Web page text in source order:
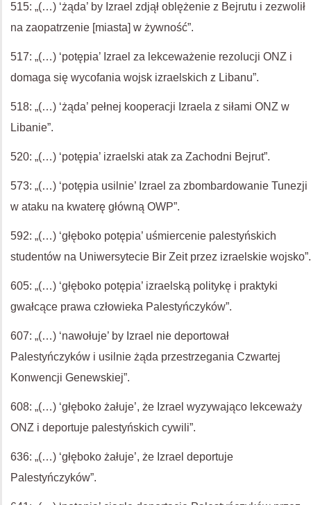
515: „(…) ‘żąda’ by Izrael zdjął oblężenie z Bejrutu i zezwolił
na zaopatrzenie [miasta] w żywność”.
517: „(…) ‘potępia’ Izrael za lekceważenie rezolucji ONZ i
domaga się wycofania wojsk izraelskich z Libanu”.
518: „(…) ‘żąda’ pełnej kooperacji Izraela z siłami ONZ w
Libanie”.
520: „(…) ‘potępia’ izraelski atak za Zachodni Bejrut”.
573: „(…) ‘potępia usilnie’ Izrael za zbombardowanie Tunezji
w ataku na kwaterę główną OWP”.
592: „(…) ‘głęboko potępia’ uśmiercenie palestyńskich
studentów na Uniwersytecie Bir Zeit przez izraelskie wojsko”.
605: „(…) ‘głęboko potępia’ izraelską politykę i praktyki
gwałcące prawa człowieka Palestyńczyków”.
607: „(…) ‘nawołuje’ by Izrael nie deportował
Palestyńczyków i usilnie żąda przestrzegania Czwartej
Konwencji Genewskiej”.
608: „(…) ‘głęboko żałuje’, że Izrael wyzywająco lekceważy
ONZ i deportuje palestyńskich cywili”.
636: „(…) ‘głęboko żałuje’, że Izrael deportuje
Palestyńczyków”.